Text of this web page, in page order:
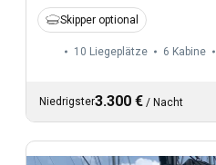
Skipper optional
10 Liegeplätze 6 Kabine
Niedrigster3.300 € / Nacht